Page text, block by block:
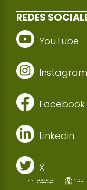
REDES
YouTube
Instagram
Facebook
Linkedin
X